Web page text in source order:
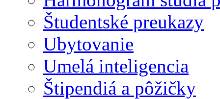
Študentské preukazy
Ubytovanie
Umelá inteligencia
Štipendiá a pôžičky